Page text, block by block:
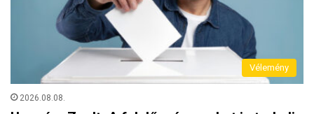
Vélemény
2026.08.08.